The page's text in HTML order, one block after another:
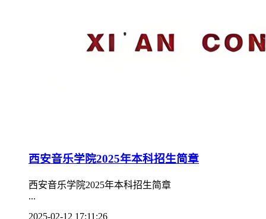
西安音乐学院2025年本科招生简章
西安音乐学院2025年本科招生简章
...
2025-02-12 17:11:26